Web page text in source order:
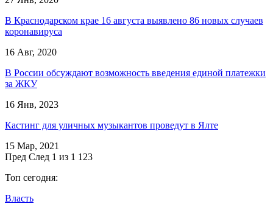
В Краснодарском крае 16 августа выявлено 86 новых случаев
коронавируса
16 Авг, 2020
В России обсуждают возможность введения единой платежки
за ЖКУ
16 Янв, 2023
Кастинг для уличных музыкантов проведут в Ялте
15 Мар, 2021
Пред След 1 из 1 123
Топ сегодня:
Власть